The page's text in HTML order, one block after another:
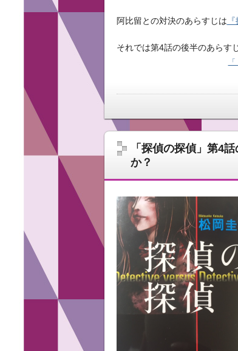
阿比留との対決のあらすじは
それでは第4話の後半のあらす
「探偵の探偵」第4
か？